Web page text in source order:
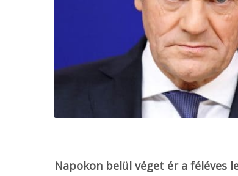
Napokon belül véget ér a féléves